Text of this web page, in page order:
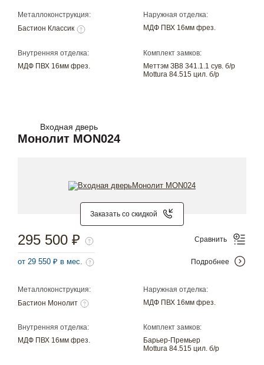
Металлоконструкция:
Бастион Классик
Наружная отделка:
МДФ ПВХ 16мм фрез.
Внутренняя отделка:
МДФ ПВХ 16мм фрез.
Комплект замков:
Меттэм ЗВ8 341.1.1 сув. б/р
Mottura 84.515 цил. б/р
Входная дверь
Монолит MON024
Заказать со скидкой
Металлоконструкция:
Бастион Монолит
Наружная отделка:
МДФ ПВХ 16мм фрез.
Внутренняя отделка:
МДФ ПВХ 16мм фрез.
Комплект замков:
Барьер-Премьер
Mottura 84.515 цил. б/р
295 500 ₽
от 29 550 ₽ в мес.
Сравнить
Подробнее